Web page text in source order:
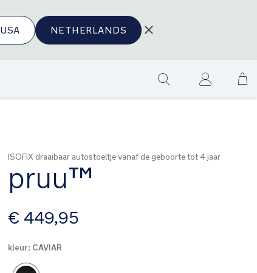
USA NETHERLANDS
Ga
ISOFIX draaibaar autostoeltje vanaf de geboorte tot 4 jaar
pruu™
vanaf
€ 449,95
kleur: CAVIAR
Product Fashions